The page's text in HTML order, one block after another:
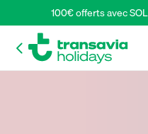
100€ offerts avec